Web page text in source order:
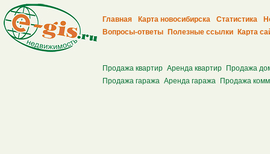
Главная Карта новосибирска Статистика
Вопросы-ответы
Полезные ссылки Карта
Продажа квартир Аренда квартир
Продажа
Продажа гаража Аренда гаража Продажа